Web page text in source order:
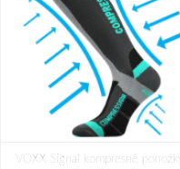
VOXX Signal kompresné ponožky